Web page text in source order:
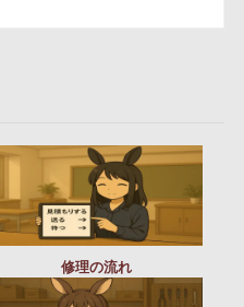
修理の流れ